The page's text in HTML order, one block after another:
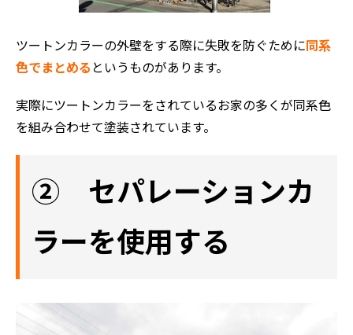
ツートンカラーの外壁をする際に失敗を防ぐために同系
色でまとめる というものがあります。
実際にツートンカラーをされているお家の多くが同系色
を組み合わせて塗装されています。
② セパレーションカ
ラーを使用する